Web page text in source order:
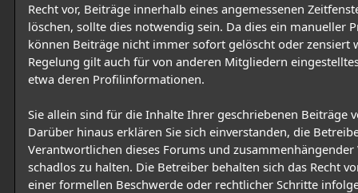
Recht vor, Beiträge innerhalb eines angemessenen
löschen, sollte dies notwendig sein. Da dies ein manueller
können Beiträge nicht immer sofort gelöscht oder zensiert
Regelung gilt auch für von anderen Mitgliedern
etwa deren Profilinformationen.
Sie allein sind für die Inhalte Ihrer geschriebenen Beiträge
Darüber hinaus erklären Sie sich einverstanden, die
Verantwortlichen dieses Forums und zusammenhängender
schadlos zu halten. Die Betreiber behalten sich das Recht
einer formellen Beschwerde oder rechtlicher Schritte